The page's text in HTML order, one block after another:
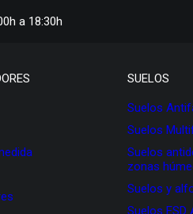
a 18:30h
SUELOS
Suelos
Suelos
Suelos
zonas
Suelos y
Suelos